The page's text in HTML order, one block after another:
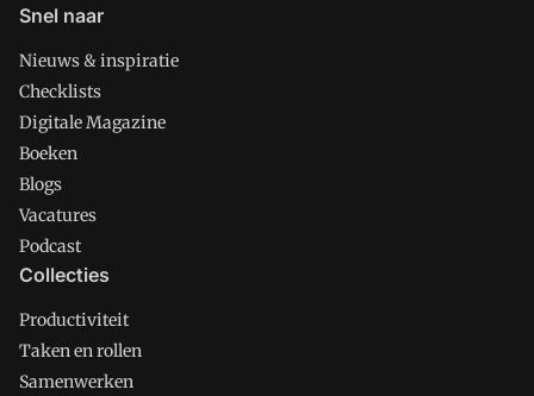
Snel naar
Nieuws & inspiratie
Checklists
Digitale Magazine
Boeken
Blogs
Vacatures
Podcast
Collecties
Productiviteit
Taken en rollen
Samenwerken